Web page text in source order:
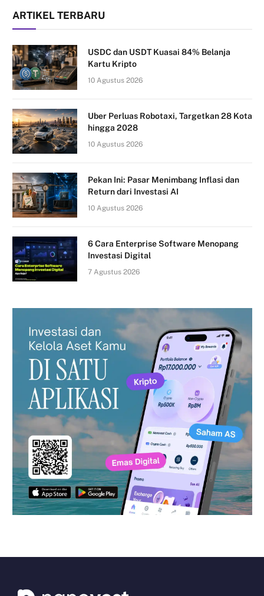
ARTIKEL TERBARU
USDC dan USDT Kuasai 84% Belanja
Kartu Kripto
10 Agustus 2026
Uber Perluas Robotaxi, Targetkan 28 Kota
hingga 2028
10 Agustus 2026
Pekan Ini: Pasar Menimbang Inflasi dan
Return dari Investasi AI
10 Agustus 2026
6 Cara Enterprise Software Menopang
Investasi Digital
7 Agustus 2026